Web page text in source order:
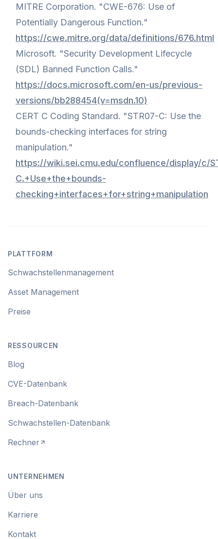
MITRE Corporation. "CWE-676: Use of
Potentially Dangerous Function."
https://cwe.mitre.org/data/definitions/676.html
Microsoft. "Security Development Lifecycle
(SDL) Banned Function Calls."
https://docs.microsoft.com/en-us/previous-
versions/bb288454(v=msdn.10)
CERT C Coding Standard. "STR07-C: Use the
bounds-checking interfaces for string
manipulation."
https://wiki.sei.cmu.edu/confluence/display/c/
C.+Use+the+bounds-
checking+interfaces+for+string+manipulation
PLATTFORM
Schwachstellenmanagement
Asset Management
Preise
RESSOURCEN
Blog
CVE-Datenbank
Breach-Datenbank
Schwachstellen-Datenbank
Rechner
UNTERNEHMEN
Über uns
Karriere
Kontakt